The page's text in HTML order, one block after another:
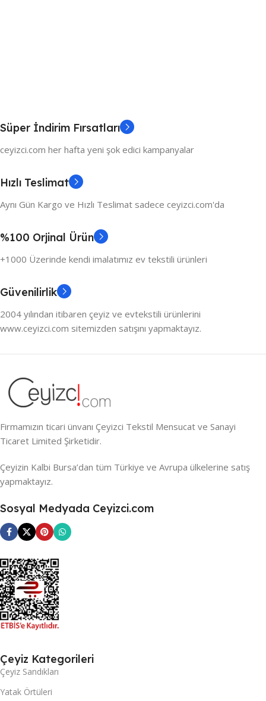
Süper İndirim Fırsatları
ceyizci.com her hafta yeni şok edici kampanyalar
Hızlı Teslimat
Aynı Gün Kargo ve Hızlı Teslimat sadece ceyizci.com'da
%100 Orjinal Ürün
+1000 Üzerinde kendi imalatımız ev tekstili ürünleri
Güvenilirlik
2004 yılından itibaren çeyiz ve evtekstili ürünlerini
www.ceyizci.com sitemizden satışını yapmaktayız.
Firmamızın ticari ünvanı Çeyizci Tekstil Mensucat ve Sanayi
Ticaret Limited Şirketidir.
Çeyizin Kalbi Bursa’dan tüm Türkiye ve Avrupa ülkelerine satış
yapmaktayız.
Sosyal Medyada Ceyizci.com
Çeyiz Kategorileri
Çeyiz Sandıkları
Yatak Örtüleri